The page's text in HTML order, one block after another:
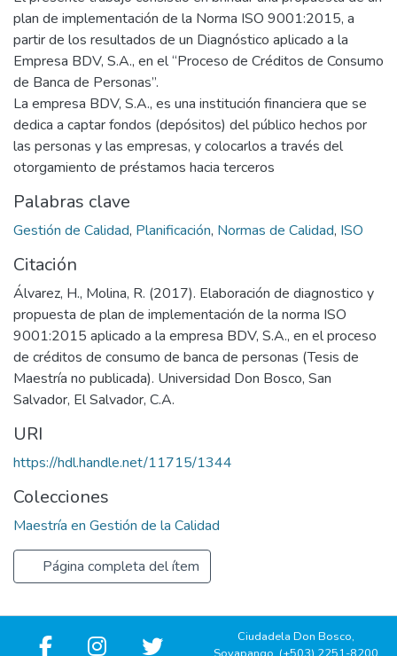
plan de implementación de la Norma ISO 9001:2015, a
partir de los resultados de un Diagnóstico aplicado a la
Empresa BDV, S.A., en el “Proceso de Créditos de Consumo
de Banca de Personas”.
La empresa BDV, S.A., es una institución financiera que se
dedica a captar fondos (depósitos) del público hechos por
las personas y las empresas, y colocarlos a través del
otorgamiento de préstamos hacia terceros
Palabras clave
Gestión de Calidad, Planificación, Normas de Calidad, ISO
Citación
Álvarez, H., Molina, R. (2017). Elaboración de diagnostico y
propuesta de plan de implementación de la norma ISO
9001:2015 aplicado a la empresa BDV, S.A., en el proceso
de créditos de consumo de banca de personas (Tesis de
Maestría no publicada). Universidad Don Bosco, San
Salvador, El Salvador, C.A.
URI
https://hdl.handle.net/11715/1344
Colecciones
Maestría en Gestión de la Calidad
Página completa del ítem
Ciudadela Don Bosco,